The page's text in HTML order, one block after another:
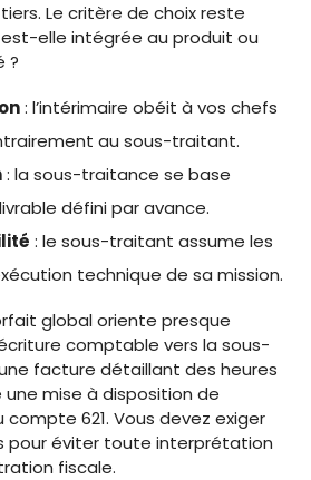
Le critère de choix reste
est-elle intégrée au produit ou
?
: l’intérimaire obéit à vos chefs
au sous-traitant.
: la sous-traitance se base
défini par avance.
: le sous-traitant assume les
technique de sa mission.
global oriente presque
comptable vers la sous-
facture détaillant des heures
mise à disposition de
621. Vous devez exiger
pour éviter toute interprétation
fiscale.